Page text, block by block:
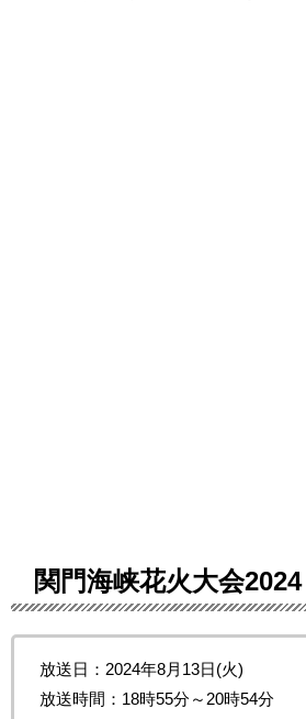
関門海峡花火大会2024
放送日：2024年8月13日(火)
放送時間：18時55分～20時54分